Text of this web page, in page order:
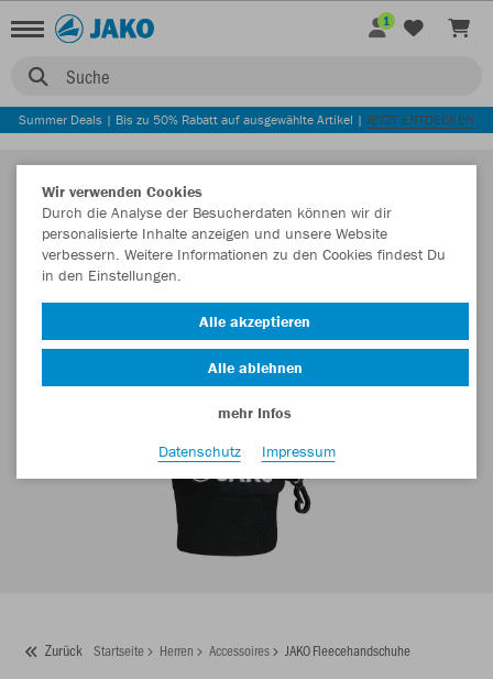
Suche
1
Summer Deals | Bis zu 50% Rabatt auf ausgewählte Artikel | JETZT ENTDECKEN
Zurück Startseite Herren Accessoires JAKO Fleecehandschuhe
Wir verwenden Cookies
Durch die Analyse der Besucherdaten können wir dir
personalisierte Inhalte anzeigen und unsere Website
verbessern. Weitere Informationen zu den Cookies findest Du
in den Einstellungen.
Alle akzeptieren
Alle ablehnen
mehr Infos
Datenschutz
Impressum